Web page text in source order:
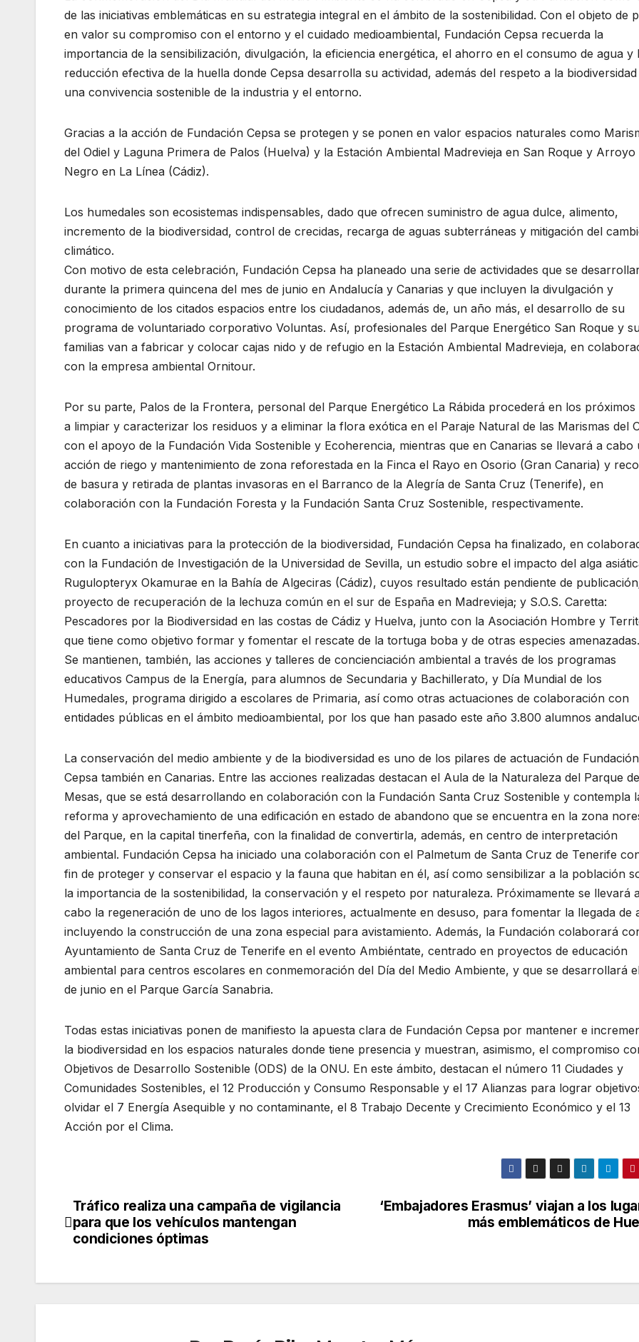
de las iniciativas emblemáticas en su estrategia integral en el ámbito de la sostenibilidad. Con el objeto de
en valor su compromiso con el entorno y el cuidado medioambiental, Fundación Cepsa recuerda la
importancia de la sensibilización, divulgación, la eficiencia energética, el ahorro en el consumo de agua y
reducción efectiva de la huella donde Cepsa desarrolla su actividad, además del respeto a la
una convivencia sostenible de la industria y el entorno.
Gracias a la acción de Fundación Cepsa se protegen y se ponen en valor espacios naturales como
del Odiel y Laguna Primera de Palos (Huelva) y la Estación Ambiental Madrevieja en San Roque y Arroyo
Negro en La Línea (Cádiz).
Los humedales son ecosistemas indispensables, dado que ofrecen suministro de agua dulce, alimento,
incremento de la biodiversidad, control de crecidas, recarga de aguas subterráneas y mitigación del
climático.
Con motivo de esta celebración, Fundación Cepsa ha planeado una serie de actividades que se
durante la primera quincena del mes de junio en Andalucía y Canarias y que incluyen la divulgación y
conocimiento de los citados espacios entre los ciudadanos, además de, un año más, el desarrollo de su
programa de voluntariado corporativo Voluntas. Así, profesionales del Parque Energético San Roque y
familias van a fabricar y colocar cajas nido y de refugio en la Estación Ambiental Madrevieja, en
con la empresa ambiental Ornitour.
Por su parte, Palos de la Frontera, personal del Parque Energético La Rábida procederá en los próximos
a limpiar y caracterizar los residuos y a eliminar la flora exótica en el Paraje Natural de las Marismas del
con el apoyo de la Fundación Vida Sostenible y Ecoherencia, mientras que en Canarias se llevará a cabo
acción de riego y mantenimiento de zona reforestada en la Finca el Rayo en Osorio (Gran Canaria) y
de basura y retirada de plantas invasoras en el Barranco de la Alegría de Santa Cruz (Tenerife), en
colaboración con la Fundación Foresta y la Fundación Santa Cruz Sostenible, respectivamente.
En cuanto a iniciativas para la protección de la biodiversidad, Fundación Cepsa ha finalizado, en
con la Fundación de Investigación de la Universidad de Sevilla, un estudio sobre el impacto del alga
Rugulopteryx Okamurae en la Bahía de Algeciras (Cádiz), cuyos resultado están pendiente de
proyecto de recuperación de la lechuza común en el sur de España en Madrevieja; y S.O.S. Caretta:
Pescadores por la Biodiversidad en las costas de Cádiz y Huelva, junto con la Asociación Hombre y
que tiene como objetivo formar y fomentar el rescate de la tortuga boba y de otras especies amenazadas.
Se mantienen, también, las acciones y talleres de concienciación ambiental a través de los programas
educativos Campus de la Energía, para alumnos de Secundaria y Bachillerato, y Día Mundial de los
Humedales, programa dirigido a escolares de Primaria, así como otras actuaciones de colaboración con
entidades públicas en el ámbito medioambiental, por los que han pasado este año 3.800 alumnos
La conservación del medio ambiente y de la biodiversidad es uno de los pilares de actuación de Fundación
Cepsa también en Canarias. Entre las acciones realizadas destacan el Aula de la Naturaleza del Parque
Mesas, que se está desarrollando en colaboración con la Fundación Santa Cruz Sostenible y contempla
reforma y aprovechamiento de una edificación en estado de abandono que se encuentra en la zona
del Parque, en la capital tinerfeña, con la finalidad de convertirla, además, en centro de interpretación
ambiental. Fundación Cepsa ha iniciado una colaboración con el Palmetum de Santa Cruz de Tenerife
fin de proteger y conservar el espacio y la fauna que habitan en él, así como sensibilizar a la población
la importancia de la sostenibilidad, la conservación y el respeto por naturaleza. Próximamente se llevará
cabo la regeneración de uno de los lagos interiores, actualmente en desuso, para fomentar la llegada de
incluyendo la construcción de una zona especial para avistamiento. Además, la Fundación colaborará
Ayuntamiento de Santa Cruz de Tenerife en el evento Ambiéntate, centrado en proyectos de educación
ambiental para centros escolares en conmemoración del Día del Medio Ambiente, y que se desarrollará
de junio en el Parque García Sanabria.
Todas estas iniciativas ponen de manifiesto la apuesta clara de Fundación Cepsa por mantener e
la biodiversidad en los espacios naturales donde tiene presencia y muestran, asimismo, el compromiso
Objetivos de Desarrollo Sostenible (ODS) de la ONU. En este ámbito, destacan el número 11 Ciudades y
Comunidades Sostenibles, el 12 Producción y Consumo Responsable y el 17 Alianzas para lograr
olvidar el 7 Energía Asequible y no contaminante, el 8 Trabajo Decente y Crecimiento Económico y el 13
Acción por el Clima.
Navegación
de
‘Embajadores Erasmus’ viajan a los
más emblemáticos de
Tráfico realiza una campaña de vigilancia
para que los vehículos mantengan
condiciones óptimas